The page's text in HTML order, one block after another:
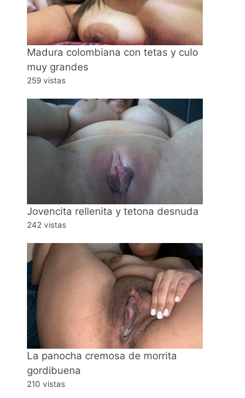
Madura colombiana con tetas y culo
muy grandes
259 vistas
Jovencita rellenita y tetona desnuda
242 vistas
La panocha cremosa de morrita
gordibuena
210 vistas